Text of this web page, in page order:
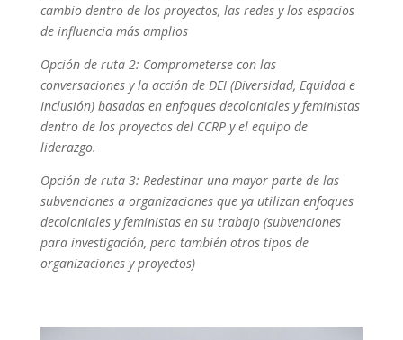
cambio dentro de los proyectos, las redes y los espacios
de influencia más amplios
Opción de ruta 2: Comprometerse con las
conversaciones y la acción de DEI (Diversidad, Equidad e
Inclusión) basadas en enfoques decoloniales y feministas
dentro de los proyectos del CCRP y el equipo de
liderazgo.
Opción de ruta 3: Redestinar una mayor parte de las
subvenciones a organizaciones que ya utilizan enfoques
decoloniales y feministas en su trabajo (subvenciones
para investigación, pero también otros tipos de
organizaciones y proyectos)